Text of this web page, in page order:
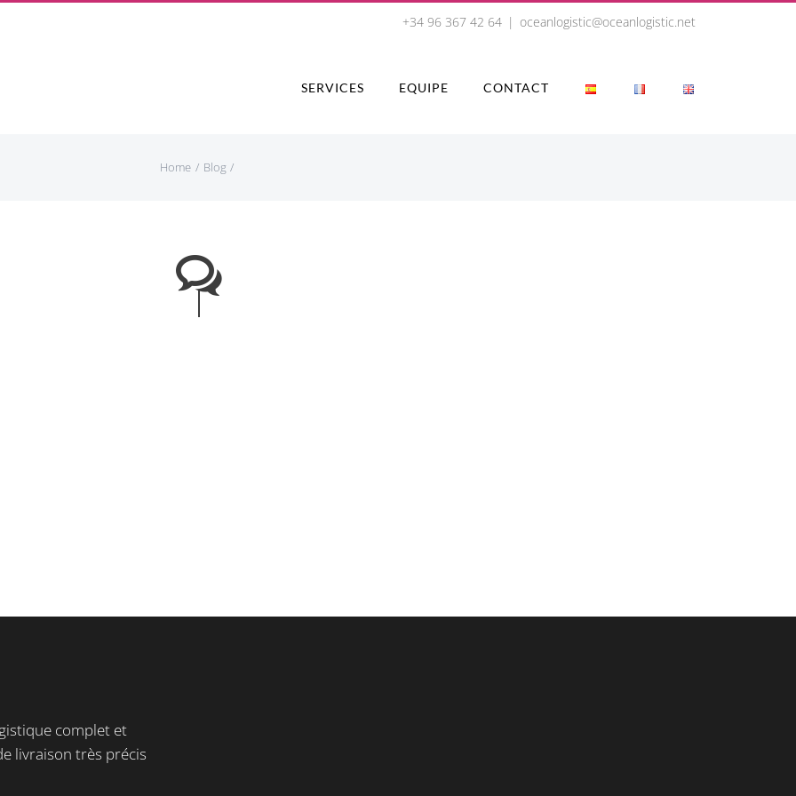
+34 96 367 42 64 | oceanlogistic@oceanlogistic.net
SERVICES EQUIPE CONTACT
Home Blog
complet et
livraison très précis